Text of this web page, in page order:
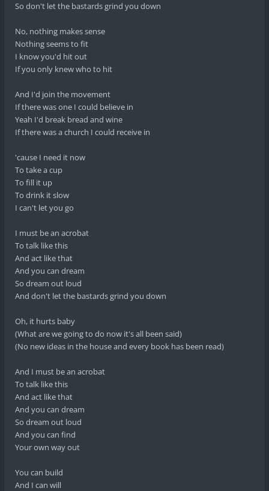
So don't let the bastards grind you down
No, nothing makes sense
Nothing seems to fit
I know you'd hit out
If you only knew who to hit
And I'd join the movement
If there was one I could believe in
Yeah I'd break bread and wine
If there was a church I could receive in
'cause I need it now
To take a cup
To fill it up
To drink it slow
I can't let you go
I must be an acrobat
To talk like this
And act like that
And you can dream
So dream out loud
And don't let the bastards grind you down
Oh, it hurts baby
(What are we going to do now it's all been said)
(No new ideas in the house and every book has been read)
And I must be an acrobat
To talk like this
And act like that
And you can dream
So dream out loud
And you can find
Your own way out
You can build
And I can will